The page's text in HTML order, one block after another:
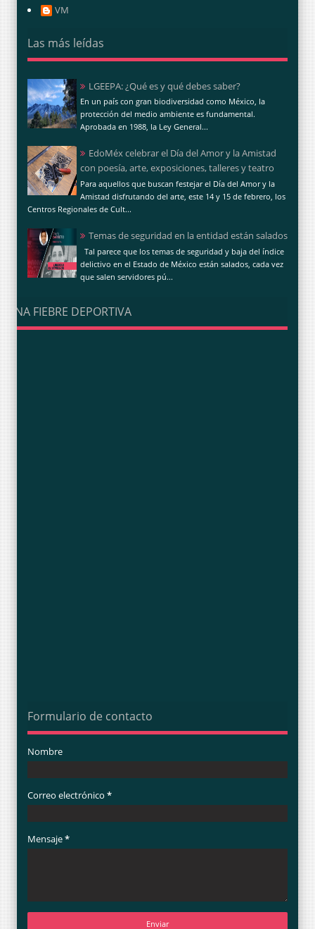
VM
Las más leídas
LGEEPA: ¿Qué es y qué debes saber?
En un país con gran biodiversidad como México, la
protección del medio ambiente es fundamental.
Aprobada en 1988, la Ley General...
EdoMéx celebrar el Día del Amor y la Amistad
con poesía, arte, exposiciones, talleres y teatro
Para aquellos que buscan festejar el Día del Amor y la
Amistad disfrutando del arte, este 14 y 15 de febrero, los
Centros Regionales de Cult...
Temas de seguridad en la entidad están salados
Tal parece que los temas de seguridad y baja del índice
delictivo en el Estado de México están salados, cada vez
que salen servidores pú...
UNA FIEBRE DEPORTIVA
Formulario de contacto
Nombre
Correo electrónico *
Mensaje*